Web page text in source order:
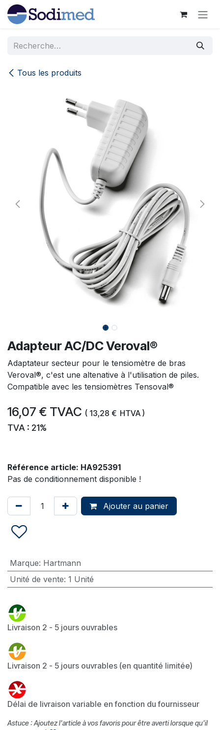
Se rendre au contenu
Tous les produits
Adapteur AC/DC Veroval®
Adaptateur secteur pour le tensiomètre de bras
Veroval®, c'est une altenative à l'utilisation de piles.
Compatible avec les tensiomètres Tensoval®
16,07 € TVAC ( 13,28 € HTVA )
TVA : 21%
Référence article: HA925391
Pas de conditionnement disponible !
Ajouter au panier
Marque: Hartmann
Unité de vente: 1 Unité
Livraison 2 - 5 jours ouvrables
Livraison 2 - 5 jours ouvrables (en quantité limitée)
Délai de livraison variable en fonction du fournisseur
Astuce : Ajoutez l'article à vos favoris pour être averti lorsque qu'il